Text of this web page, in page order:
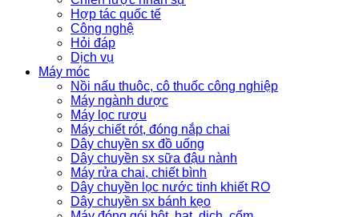
Hợp tác quốc tế
Công nghệ
Hỏi đáp
Dịch vụ
Máy móc
Nồi nấu thuôc, cô thuốc công nghiệp
Máy ngành dược
Máy lọc rượu
Máy chiết rót, đóng nắp chai
Dây chuyền sx đồ uống
Dây chuyền sx sữa đậu nành
Máy rửa chai, chiết bình
Dây chuyền lọc nước tinh khiết RO
Dây chuyền sx bánh kẹo